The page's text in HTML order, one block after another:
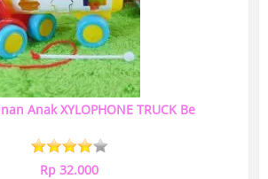
Anak XYLOPHONE TRUCK Be
Rp 32.000